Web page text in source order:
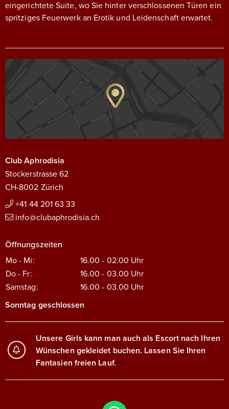
eingerichtete Suite, wo Sie hinter verschlossenen Türen ein
spritziges Feuerwerk an Erotik und Leidenschaft erwartet.
Club Aphrodisia
Stockerstrasse 62
CH-8002 Zürich
+41 44 201 63 33
info@clubaphrodisia.ch
Öffnungszeiten
Mo - Mi:
16.00 - 02.00 Uhr
Do - Fr:
16.00 - 03.00 Uhr
Samstag:
16.00 - 03.00 Uhr
Sonntag geschlossen
Unsere Girls kann man auch als Escort nach Ihren
Wünschen gekleidet buchen. Lassen Sie Ihren
Fantasien freien Lauf.